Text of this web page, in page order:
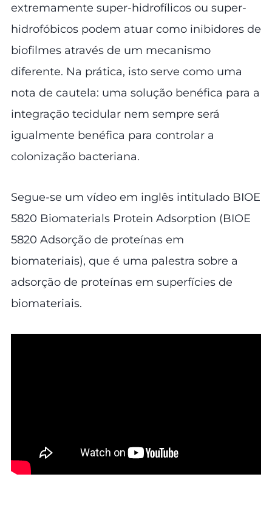
extremamente super-hidrofílicos ou super-
hidrofóbicos podem atuar como inibidores de
biofilmes através de um mecanismo
diferente. Na prática, isto serve como uma
nota de cautela: uma solução benéfica para a
integração tecidular nem sempre será
igualmente benéfica para controlar a
colonização bacteriana.
Segue-se um vídeo em inglês intitulado BIOE
5820 Biomaterials Protein Adsorption (BIOE
5820 Adsorção de proteínas em
biomateriais), que é uma palestra sobre a
adsorção de proteínas em superfícies de
biomateriais.